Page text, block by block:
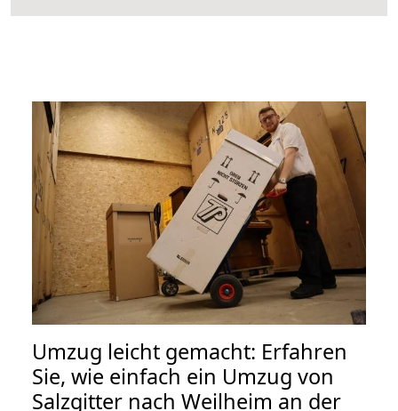
Umzug leicht gemacht: Erfahren
Sie, wie einfach ein Umzug von
Salzgitter nach Weilheim an der